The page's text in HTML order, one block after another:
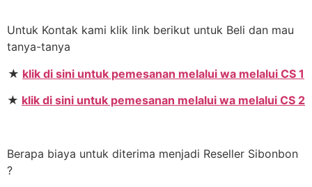
Untuk Kontak kami klik link berikut untuk Beli dan mau
tanya-tanya
★ klik di sini untuk pemesanan melalui wa melalui CS 1
★ klik di sini untuk pemesanan melalui wa melalui CS 2
Berapa biaya untuk diterima menjadi Reseller Sibonbon
?